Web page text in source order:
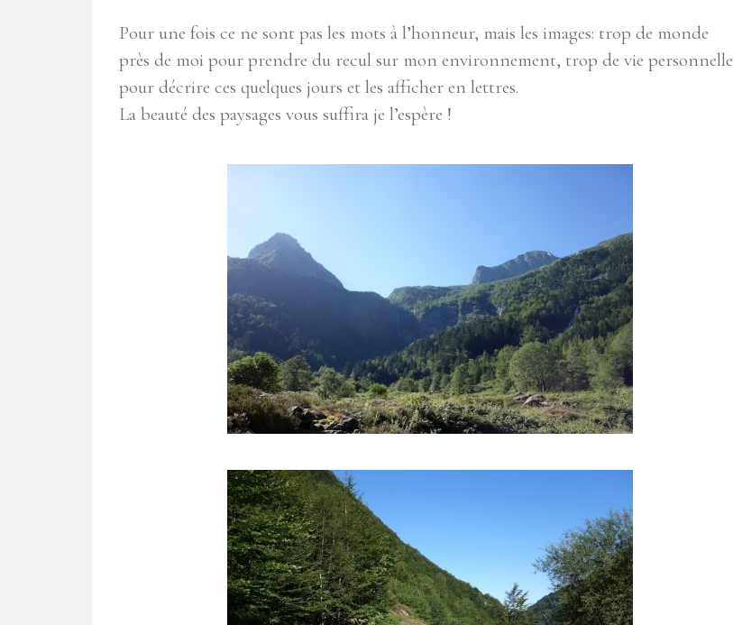
Pour une fois ce ne sont pas les mots à l’honneur, mais les images: trop de monde
près de moi pour prendre du recul sur mon environnement, trop de vie personnelle
pour décrire ces quelques jours et les afficher en lettres.
La beauté des paysages vous suffira je l’espère !